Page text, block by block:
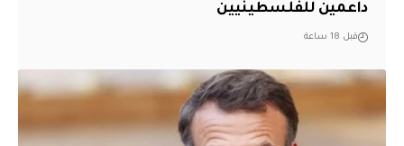
داعمين للفلسطينيين
قبل 18 ساعة